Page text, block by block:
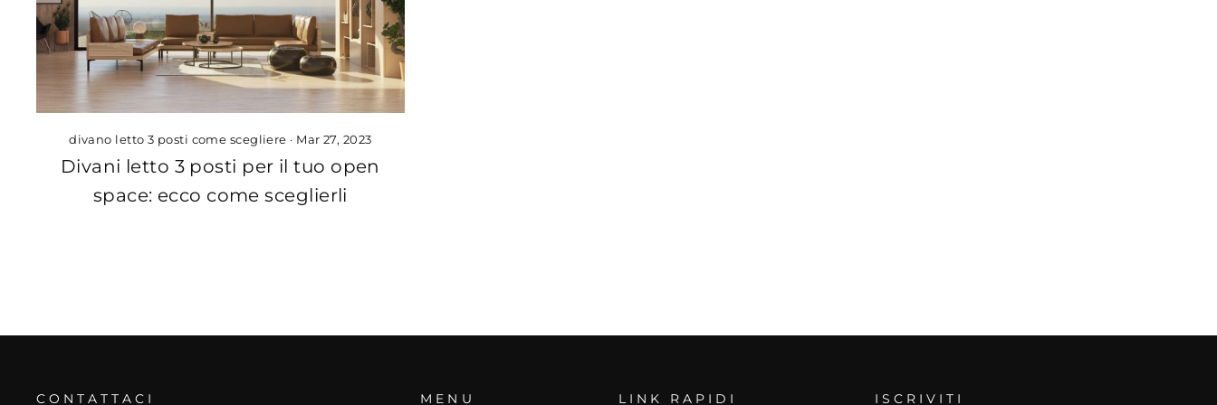
divano letto 3 posti come scegliere · Mar 27, 2023
Divani letto 3 posti per il tuo open
space: ecco come sceglierli
CONTATTACI MENU LINK RAPIDI ISCRIVITI